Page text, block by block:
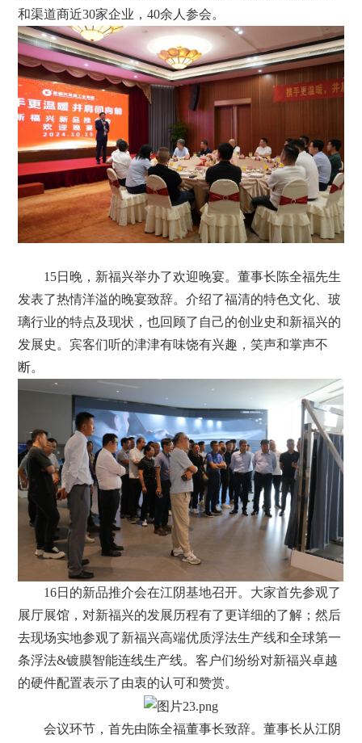
和渠道商近30家企业，40余人参会。
15日晚，新福兴举办了欢迎晚宴。董事长陈全福先生
发表了热情洋溢的晚宴致辞。介绍了福清的特色文化、玻
璃行业的特点及现状，也回顾了自己的创业史和新福兴的
发展史。宾客们听的津津有味饶有兴趣，笑声和掌声不
断。
16日的新品推介会在江阴基地召开。大家首先参观了
展厅展馆，对新福兴的发展历程有了更详细的了解；然后
去现场实地参观了新福兴高端优质浮法生产线和全球第一
条浮法&镀膜智能连线生产线。客户们纷纷对新福兴卓越
的硬件配置表示了由衷的认可和赞赏。
会议环节，首先由陈全福董事长致辞。董事长从江阴